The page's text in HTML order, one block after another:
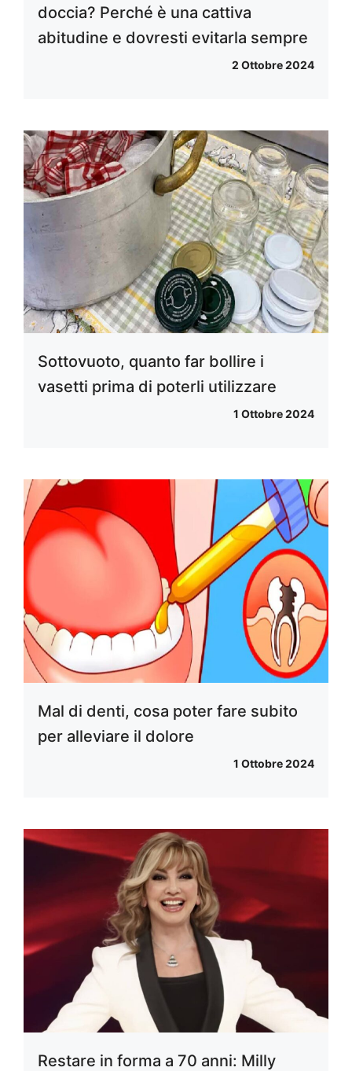
doccia? Perché è una cattiva
abitudine e dovresti evitarla sempre
2 Ottobre 2024
Sottovuoto, quanto far bollire i
vasetti prima di poterli utilizzare
1 Ottobre 2024
Mal di denti, cosa poter fare subito
per alleviare il dolore
1 Ottobre 2024
Restare in forma a 70 anni: Milly